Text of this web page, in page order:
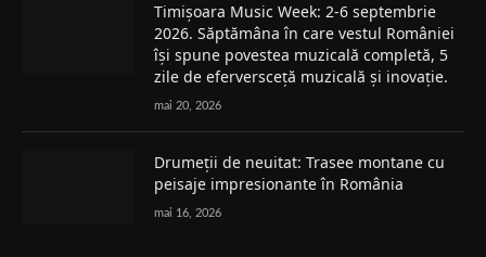
Timișoara Music Week: 2-6 septembrie
2026. Săptămâna în care vestul României
își spune povestea muzicală completă, 5
zile de eferversceță muzicală și inovație.
mai 20, 2026
Drumeții de neuitat: Trasee montane cu
peisaje impresionante în România
mai 16, 2026